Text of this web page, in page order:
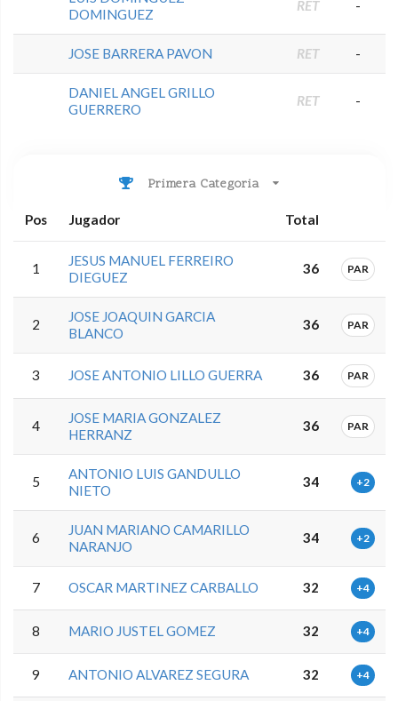
DOMINGUEZ
RET -
JOSE BARRERA PAVON RET -
DANIEL ANGEL GRILLO
GUERRERO
RET -
Primera Categoria
Pos Jugador Total
1
JESUS MANUEL FERREIRO
DIEGUEZ
36 PAR
2
JOSE JOAQUIN GARCIA
BLANCO
36 PAR
3 JOSE ANTONIO LILLO GUERRA 36 PAR
4
JOSE MARIA GONZALEZ
HERRANZ
36 PAR
5
ANTONIO LUIS GANDULLO
NIETO
34 +2
6
JUAN MARIANO CAMARILLO
NARANJO
34 +2
7 OSCAR MARTINEZ CARBALLO 32 +4
8 MARIO JUSTEL GOMEZ 32 +4
9 ANTONIO ALVAREZ SEGURA 32 +4